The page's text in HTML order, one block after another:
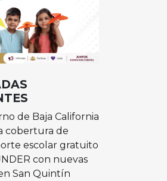
de Baja California
cobertura de
escolar gratuito
con nuevas
San Quintín